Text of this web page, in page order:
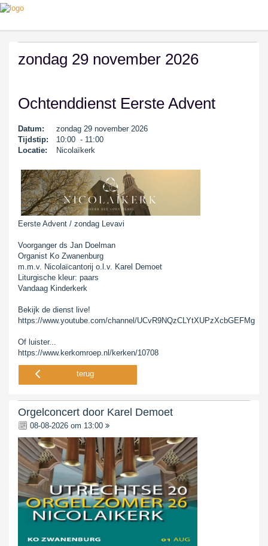
zondag 29 november 2026
Ochtenddienst Eerste Advent
Datum:
zondag 29 november 2026
Tijdstip:
10:00 - 11:00
Locatie:
Nicolaïkerk
Eerste Advent / zondag Levavi
Voorganger ds Jan Doelman
Organist Ko Zwanenburg
m.m.v. Nicolaïcantorij o.l.v. Karel Demoet
Liturgische kleur: paars
Vandaag Kinderkerk
Bekijk de dienst live!
https://www.youtube.com/channel/UCvR9NQzCLYtXUPzXcbGEFMg
Of luister...
https://www.kerkomroep.nl/kerken/10708
terug
Orgelconcert door Karel Demoet
08-08-2026 om 13:00